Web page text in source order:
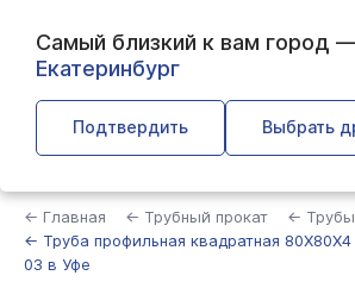
Самый близкий к вам город
Екатеринбург
Подтвердить Выбрать
← Главная ← Трубный прокат
←
← Труба профильная квадратная
03 в Уфе